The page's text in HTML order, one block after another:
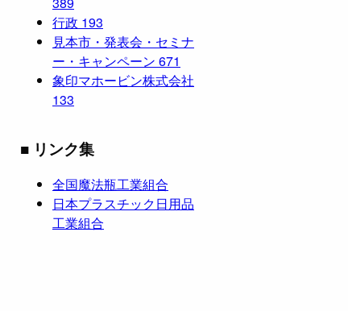
行政 193
見本市・発表会・セミナ
ー・キャンペーン 671
象印マホービン株式会社
133
■ リンク集
全国魔法瓶工業組合
日本プラスチック日用品
工業組合